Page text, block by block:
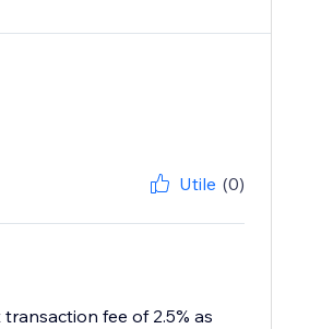
Utile (0)
fee of 2.5% as